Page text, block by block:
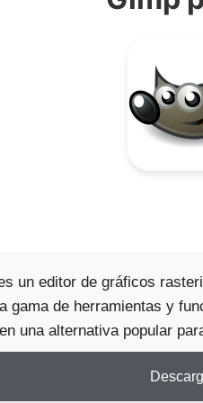
un editor de gráficos
de herramientas y
una alternativa popular